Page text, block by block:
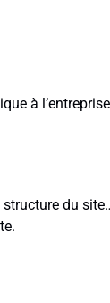
à
du